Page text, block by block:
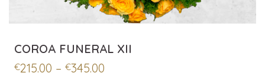
COROA FUNERAL XII
€215.00 – €345.00